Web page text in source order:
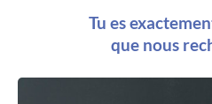
Tu es
que nous